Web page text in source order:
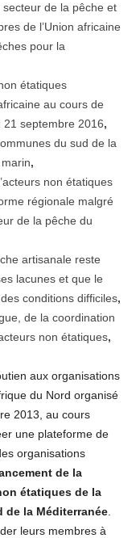
de la pêche et
de l’Union africaine
pour la
étatiques
au cours de
21 septembre 2016,
du sud de la
,
non étatiques
régionale malgré
de la pêche du
artisanale reste
lacunes et que le
conditions difficiles,
de la coordination
non étatiques,
aux organisations
du Nord organisé
2013, au cours
une plateforme de
organisations
de la
étatiques de la
de la Méditerranée
leurs membres à